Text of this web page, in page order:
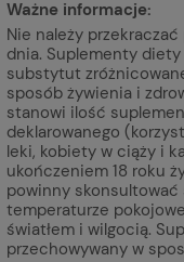
Ważne informacje:
Nie należy
dnia. Suplementy
substytut
sposób żywienia i
stanowi ilość
deklarowanego
leki, kobiety w ciąży i
ukończeniem 18 roku
powinny skonsultować
temperaturze
światłem i wilgocią.
przechowywany w